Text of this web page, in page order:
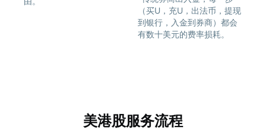
（买U，充U，出法币，提现
到银行，入金到券商）都会
有数十美元的费率损耗。
美港股服务流程